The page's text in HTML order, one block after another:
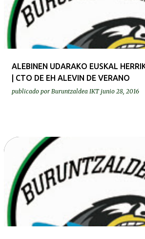
ALEBINEN UDARAKO EUSKAL
| CTO DE EH ALEVIN DE VERANO
publicado por Buruntzaldea IKT junio 28, 2016